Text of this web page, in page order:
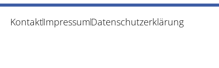
KontaktImpressumDatenschutzerklärung